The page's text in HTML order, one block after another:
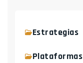
Estrategias
Plataformas